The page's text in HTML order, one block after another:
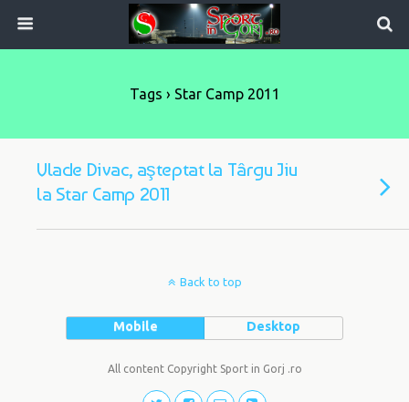
Tags › Star Camp 2011
Vlade Divac, aşteptat la Târgu Jiu
la Star Camp 2011
Back to top
Mobile Desktop
All content Copyright Sport in Gorj .ro